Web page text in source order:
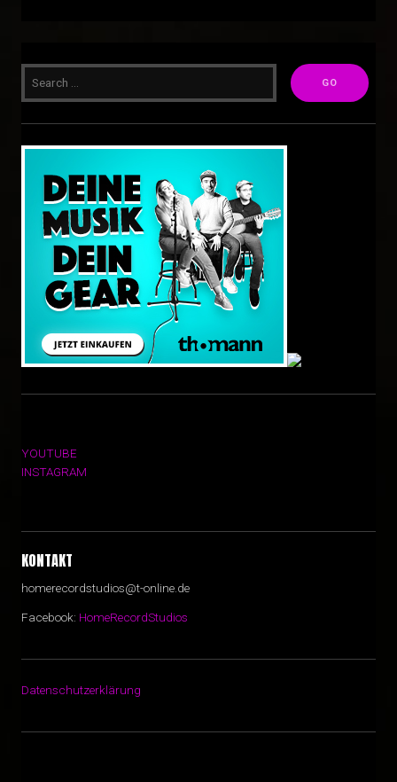
YOUTUBE
INSTAGRAM
KONTAKT
homerecordstudios@t-online.de
Facebook: HomeRecordStudios
Datenschutzerklärung